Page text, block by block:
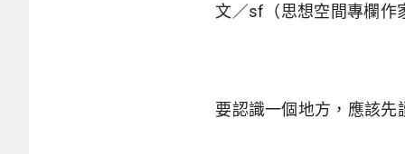
文／sf（思想空間專欄作
要認識一個地方，應該